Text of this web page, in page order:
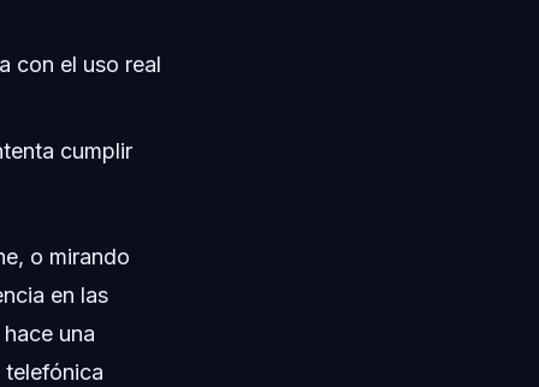
con el uso real
cumplir
o mirando
en las
una
telefónica